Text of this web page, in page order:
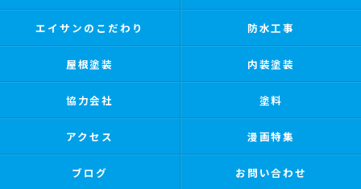
エイサンのこだわり 防水工事
屋根塗装 内装塗装
協力会社 塗料
アクセス 漫画特集
ブログ お問い合わせ